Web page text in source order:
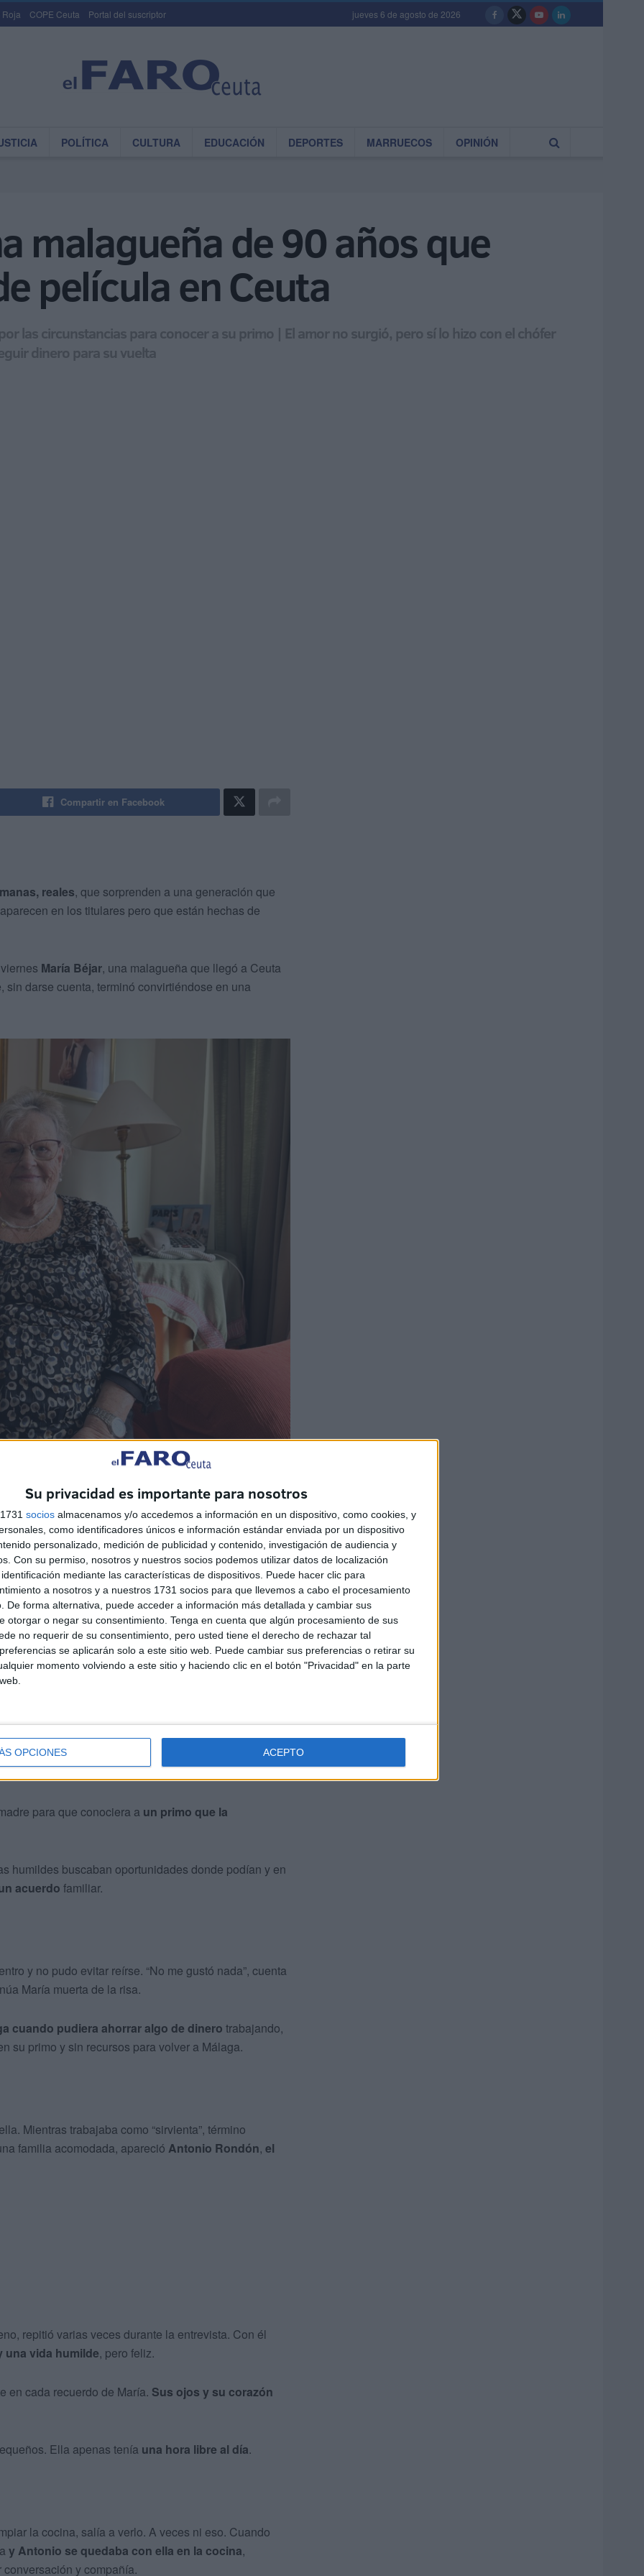
Su privacidad es importante para nosotros
socios almacenamos y/o accedemos a información en un dispositivo, como cookies, y
como identificadores únicos e información estándar enviada por un dispositivo
personalizado, medición de publicidad y contenido, investigación de audiencia y
Con su permiso, nosotros y nuestros socios podemos utilizar datos de localización
mediante las características de dispositivos. Puede hacer clic para
a nosotros y a nuestros 1731 socios para que llevemos a cabo el procesamiento
De forma alternativa, puede acceder a información más detallada y cambiar sus
otorgar o negar su consentimiento. Tenga en cuenta que algún procesamiento de sus
no requerir de su consentimiento, pero usted tiene el derecho de rechazar tal
se aplicarán solo a este sitio web. Puede cambiar sus preferencias o retirar su
momento volviendo a este sitio y haciendo clic en el botón "Privacidad" en la parte
OPCIONES ACEPTO
Roja COPE Ceuta Portal del suscriptor jueves 6 de agosto de 2026
POLÍTICA CULTURA EDUCACIÓN DEPORTES MARRUECOS OPINIÓN
malagueña de 90 años que
película en Ceuta
las circunstancias para conocer a su primo | El amor no surgió, pero sí lo hizo con el chófer
dinero para su vuelta
Compartir en Facebook
reales, que sorprenden a una generación que
en los titulares pero que están hechas de
María Béjar, una malagueña que llegó a Ceuta
darse cuenta, terminó convirtiéndose en una
el 25 de agosto de 1935 en Málaga, en una España
Ella lo sabe bien. Con apenas 12 años tuvo que
todavía una niña,asumió responsabilidades de
de aprender, iba a clase por la noche, robándole
para que conociera a un primo que la
humildes buscaban oportunidades donde podían y en
acuerdo familiar.
y no pudo evitar reírse. “No me gustó nada”, cuenta
María muerta de la risa.
cuando pudiera ahorrar algo de dinero trabajando,
su primo y sin recursos para volver a Málaga.
Mientras trabajaba como “sirvienta”, término
familia acomodada, apareció Antonio Rondón, el
repitió varias veces durante la entrevista. Con él
una vida humilde, pero feliz.
en cada recuerdo de María. Sus ojos y su corazón
Ella apenas tenía una hora libre al día.
la cocina, salía a verlo. A veces ni eso. Cuando
y Antonio se quedaba con ella en la cocina,
y compañía.